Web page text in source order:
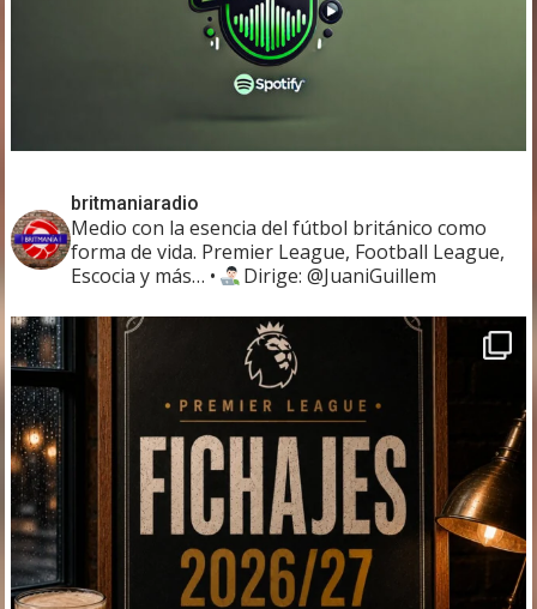
britmaniaradio
Medio con la esencia del fútbol británico como
forma de vida. Premier League, Football League,
Escocia y más… • Dirige: @JuaniGuillem